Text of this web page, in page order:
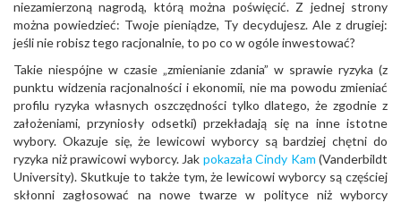
niezamierzoną nagrodą, którą można poświęcić. Z jednej strony
można powiedzieć: Twoje pieniądze, Ty decydujesz. Ale z drugiej:
jeśli nie robisz tego racjonalnie, to po co w ogóle inwestować?
Takie niespójne w czasie „zmienianie zdania” w sprawie ryzyka (z
punktu widzenia racjonalności i ekonomii, nie ma powodu zmieniać
profilu ryzyka własnych oszczędności tylko dlatego, że zgodnie z
założeniami, przyniosły odsetki) przekładają się na inne istotne
wybory. Okazuje się, że lewicowi wyborcy są bardziej chętni do
ryzyka niż prawicowi wyborcy. Jak pokazała Cindy Kam (Vanderbildt
University). Skutkuje to także tym, że lewicowi wyborcy są częściej
skłonni zagłosować na nowe twarze w polityce niż wyborcy